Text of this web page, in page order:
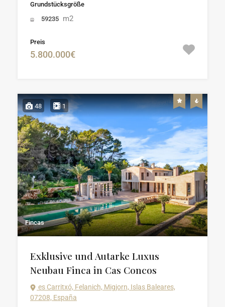
Grundstücksgröße
59235 m2
Preis
5.800.000€
48 1
Fincas
Exklusive und Autarke Luxus
Neubau Finca in Cas Concos
es Carritxó, Felanich, Migjorn, Islas Baleares,
07208, España